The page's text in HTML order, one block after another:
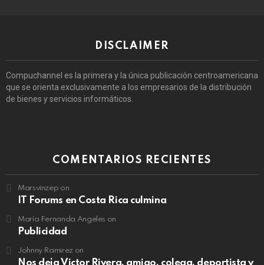
DISCLAIMER
Compuchannel es la primera y la única publicación centroamericana
que se orienta exclusivamente a los empresarios de la distribución
de bienes y servicios informáticos.
COMENTARIOS RECIENTES
Marsvinzep on
IT Forums en Costa Rica culmina
María Fernanda Angeles on
Publicidad
Johnny Ramirezon